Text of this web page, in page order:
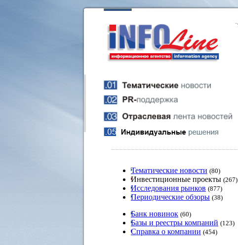
Тематические новости (80)
Инвестиционные проекты (267)
Исследования рынков (877)
Периодические обзоры (38)
Банк новинок (60)
Базы и реестры компаний (123)
Справка о компании (454)